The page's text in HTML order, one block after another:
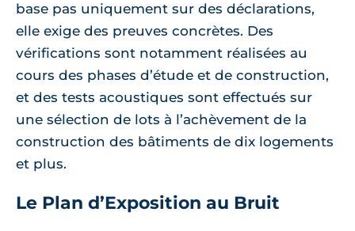
base pas uniquement sur des déclarations,
elle exige des preuves concrètes. Des
vérifications sont notamment réalisées au
cours des phases d’étude et de construction,
et des tests acoustiques sont effectués sur
une sélection de lots à l’achèvement de la
construction des bâtiments de dix logements
et plus.
Le Plan d’Exposition au Bruit